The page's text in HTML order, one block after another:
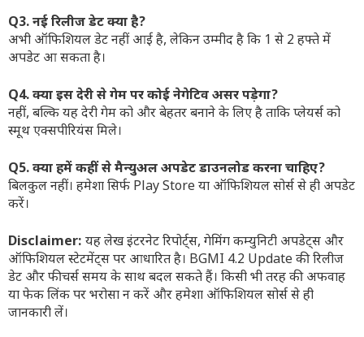
Q3. नई रिलीज डेट क्या है?
अभी ऑफिशियल डेट नहीं आई है, लेकिन उम्मीद है कि 1 से 2 हफ्ते में
अपडेट आ सकता है।
Q4. क्या इस देरी से गेम पर कोई नेगेटिव असर पड़ेगा?
नहीं, बल्कि यह देरी गेम को और बेहतर बनाने के लिए है ताकि प्लेयर्स को
स्मूथ एक्सपीरियंस मिले।
Q5. क्या हमें कहीं से मैन्युअल अपडेट डाउनलोड करना चाहिए?
बिलकुल नहीं। हमेशा सिर्फ Play Store या ऑफिशियल सोर्स से ही अपडेट
करें।
Disclaimer: यह लेख इंटरनेट रिपोर्ट्स, गेमिंग कम्युनिटी अपडेट्स और
ऑफिशियल स्टेटमेंट्स पर आधारित है। BGMI 4.2 Update की रिलीज
डेट और फीचर्स समय के साथ बदल सकते हैं। किसी भी तरह की अफवाह
या फेक लिंक पर भरोसा न करें और हमेशा ऑफिशियल सोर्स से ही
जानकारी लें।